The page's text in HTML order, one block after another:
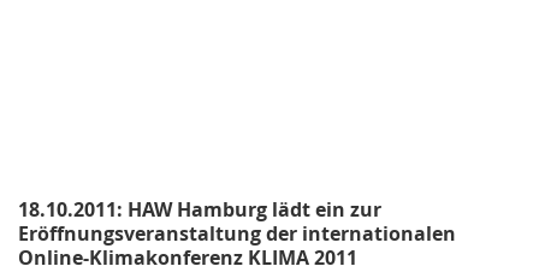
18.10.2011: HAW Hamburg lädt ein zur
Eröffnungsveranstaltung der internationalen
Online-Klimakonferenz KLIMA 2011